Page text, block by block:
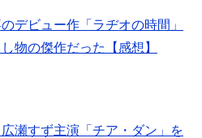
デビュー作「ラヂオの時間」
物の傑作だった【感想】
広瀬すず主演「チア・ダン」を